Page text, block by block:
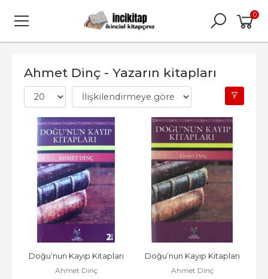
0
Ahmet Dinç - Yazarın kitapları
Doğu’nun Kayıp Kitapları
Ahmet Dinç
Doğu’nun Kayıp Kitapları
Ahmet Dinç